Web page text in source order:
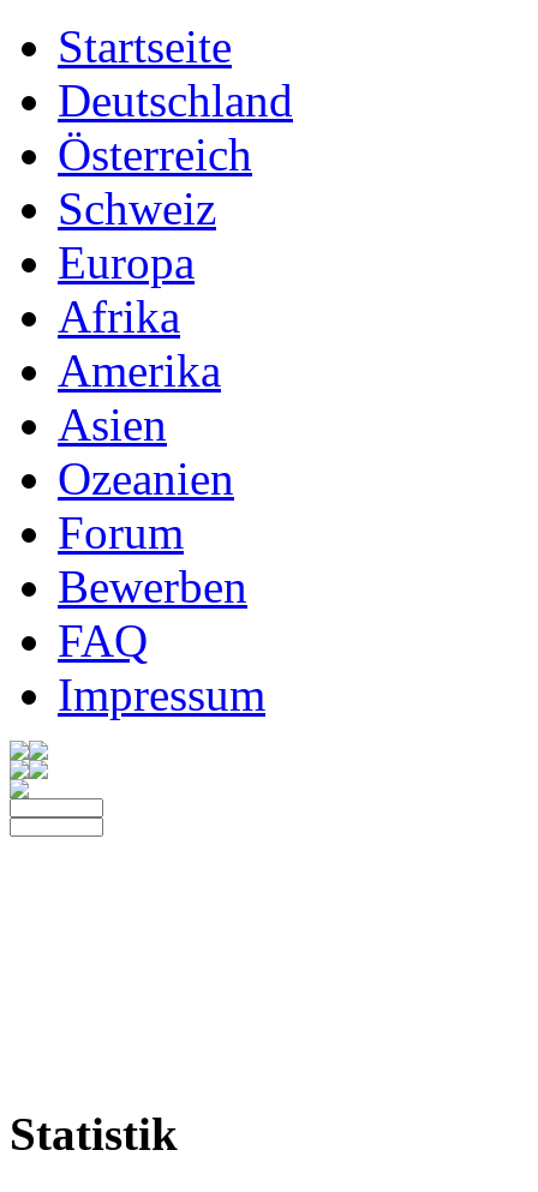
Startseite
Deutschland
Österreich
Schweiz
Europa
Afrika
Amerika
Asien
Ozeanien
Forum
Bewerben
FAQ
Impressum
Statistik